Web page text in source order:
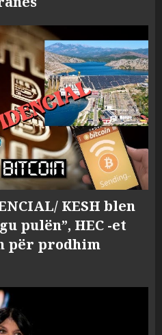
KESH blen
pulën”, HEC -et
për prodhim